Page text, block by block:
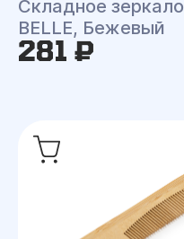
Складное зеркало
BELLE, Бежевый
281 ₽